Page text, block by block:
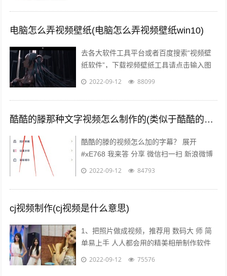
电脑怎么弄视频壁纸(电脑怎么弄视频壁纸win10)
去各大软件工具平台或者百度搜索“视频壁
纸软件”，下载视频壁纸工具请点击输入图
片描述 请点击输入图片描述 2 下载完成后
2022-09-12 88099
酷酷的滕那种文字视频怎么制作的(类似于酷酷的滕那种视频是怎么做的)
酷酷的滕的视频怎么加的字幕？ 展开
#xE768 我来答 分享 微信扫一扫 新浪微博
空间 举报 浏览30 次 可选中1个或多个下面
2022-09-12 84793
cj视频制作(cj视频是什么意思)
1、把照片做成视频，推荐用 数码大 师 简
单易上手 人人都会用的精美相册制作软件
点击 添加相片 按钮，悉数导入相片，加上
2022-09-12 75576